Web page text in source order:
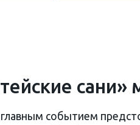
сани»
главным событием